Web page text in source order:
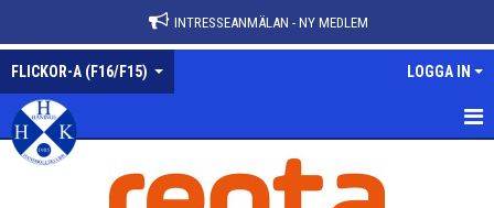
INTRESSEANMÄLAN - NY MEDLEM
FLICKOR-A (F16/F15) LOGGA IN
FLICKOR-A